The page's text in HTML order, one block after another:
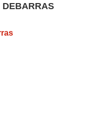
DEBARRAS